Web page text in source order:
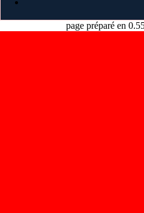
page préparé en